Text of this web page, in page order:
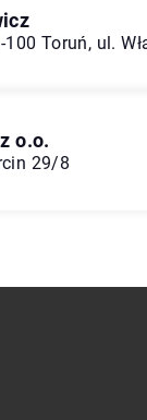
Toruń, ul.
o.o.
29/8